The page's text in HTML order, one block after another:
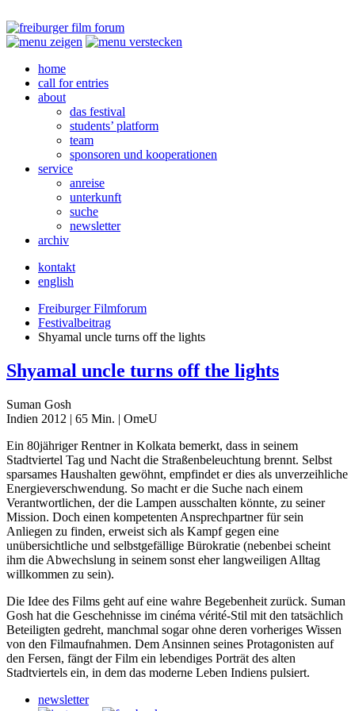
home
call for entries
about
das festival
students’ platform
team
sponsoren und kooperationen
service
anreise
unterkunft
suche
newsletter
archiv
kontakt
english
Freiburger Filmforum
Festivalbeitrag
Shyamal uncle turns off the lights
Shyamal uncle turns off the lights
Suman Gosh
Indien 2012 | 65 Min. | OmeU
Ein 80jähriger Rentner in Kolkata bemerkt, dass in seinem
Stadtviertel Tag und Nacht die Straßenbeleuchtung brennt. Selbst
sparsames Haushalten gewöhnt, empfindet er dies als unverzeihliche
Energieverschwendung. So macht er die Suche nach einem
Verantwortlichen, der die Lampen ausschalten könnte, zu seiner
Mission. Doch einen kompetenten Ansprechpartner für sein
Anliegen zu finden, erweist sich als Kampf gegen eine
unübersichtliche und selbstgefällige Bürokratie (nebenbei scheint
ihm die Abwechslung in seinem sonst eher langweiligen Alltag
willkommen zu sein).
Die Idee des Films geht auf eine wahre Begebenheit zurück. Suman
Gosh hat die Geschehnisse im cinéma vérité-Stil mit den tatsächlich
Beteiligten gedreht, manchmal sogar ohne deren vorheriges Wissen
von den Filmaufnahmen. Dem Ansinnen seines Protagonisten auf
den Fersen, fängt der Film ein lebendiges Porträt des alten
Stadtviertels ein, in dem das moderne Leben Indiens pulsiert.
newsletter